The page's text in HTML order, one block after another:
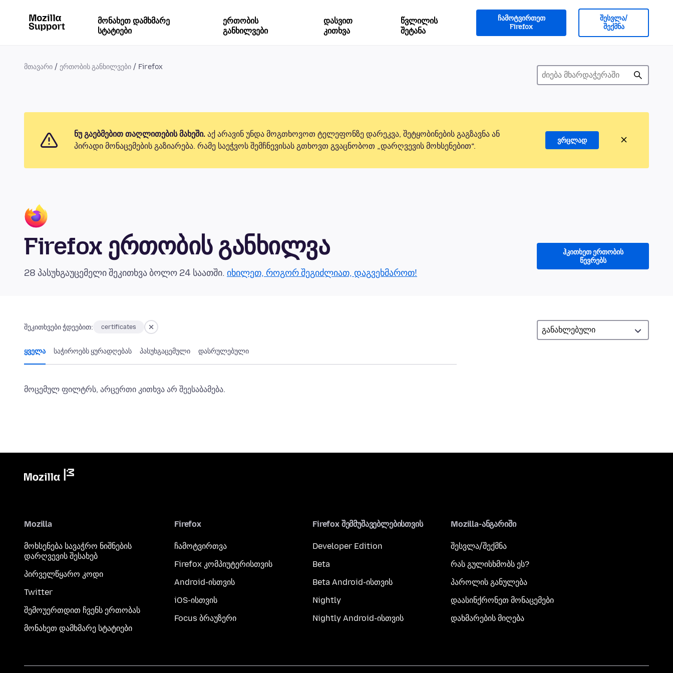
მონახეთ დამხმარე
სტატიები
ერთობის
განხილვები
დასვით
კითხვა
წვლილის
შეტანა
ჩამოტვირთეთ
Firefox
შესვლა/
შექმნა
მთავარი ერთობის განხილვები Firefox
ნუ გაებმებით თაღლითების მახეში. აქ არავინ უნდა მოგთხოვოთ ტელეფონზე დარეკვა, შეტყობინების გაგზავნა ან
პირადი მონაცემების გაზიარება. რამე საეჭვოს შემჩნევისას გთხოვთ გვაცნობოთ „დარღვევის მოხსენებით“.
ვრცლად
Firefox ერთობის განხილვა
28 პასუხგაუცემელი შეკითხვა ბოლო 24 საათში. იხილეთ, როგორ შეგიძლიათ, დაგვეხმაროთ!
ჰკითხეთ ერთობის
წევრებს
შეკითხვები ჭდეებით: certificates
ყველა საჭიროებს ყურადღებას პასუხგაცემული დასრულებული
მოცემულ ფილტრს, არცერთი კითხვა არ შეესაბამება.
Mozilla
მოხსენება სავაჭრო ნიშნების
დარღვევის შესახებ
პირველწყარო კოდი
Twitter
შემოუერთდით ჩვენს ერთობას
მონახეთ დამხმარე სტატიები
Firefox
ჩამოტვირთვა
Firefox კომპიუტერისთვის
Android-ისთვის
iOS-ისთვის
Focus ბრაუზერი
Firefox შემმუშავებლებისთვის
Developer Edition
Beta
Beta Android-ისთვის
Nightly
Nightly Android-ისთვის
Mozilla-ანგარიში
შესვლა/შექმნა
რას გულისხმობს ეს?
პაროლის განულება
დაასინქრონეთ მონაცემები
დახმარების მიღება